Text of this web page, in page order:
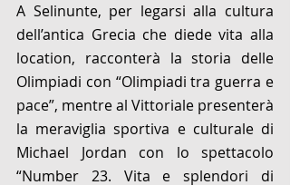
A Selinunte, per legarsi alla cultura
dell’antica Grecia che diede vita alla
location, racconterà la storia delle
Olimpiadi con “Olimpiadi tra guerra e
pace”, mentre al Vittoriale presenterà
la meraviglia sportiva e culturale di
Michael Jordan con lo spettacolo
“Number 23. Vita e splendori di